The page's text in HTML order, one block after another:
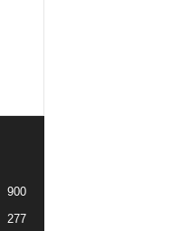
900
277